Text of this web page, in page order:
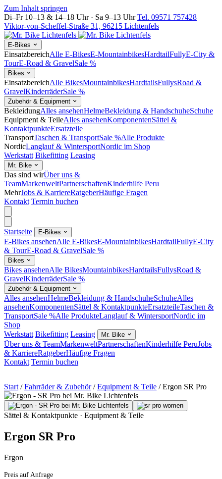
Zum Inhalt springen
Di–Fr 10–13 & 14–18 Uhr · Sa 9–13 Uhr Tel. 09571 757428
Viktor-von-Scheffel-Straße 31, 96215 Lichtenfels
E-Bikes
EinsatzbereichAlle E-BikesE-MountainbikesHardtailFullyE-City &
TourE-Road & GravelSale %
Bikes
EinsatzbereichAlle BikesMountainbikesHardtailsFullysRoad &
GravelKinderräderSale %
Zubehör & Equipment
BekleidungAlles ansehenHelmeBekleidung & HandschuheSchuhe
Equipment & TeileAlles ansehenKomponentenSättel &
KontaktpunkteErsatzteile
TransportTaschen & TransportSale %Alle Produkte
NordicLanglauf & WintersportNordic im Shop
Werkstatt Bikefitting Leasing
Mr. Bike
Das sind wirÜber uns &
TeamMarkenweltPartnerschaftenKinderhilfe Peru
MehrJobs & KarriereRatgeberHäufige Fragen
Kontakt Termin buchen
Startseite E-Bikes
E-Bikes ansehenAlle E-BikesE-MountainbikesHardtailFullyE-City
& TourE-Road & GravelSale %
Bikes
Bikes ansehenAlle BikesMountainbikesHardtailsFullysRoad &
GravelKinderräderSale %
Zubehör & Equipment
Alles ansehenHelmeBekleidung & HandschuheSchuheAlles
ansehenKomponentenSättel & KontaktpunkteErsatzteileTaschen &
TransportSale %Alle ProdukteLanglauf & WintersportNordic im
Shop
Werkstatt Bikefitting Leasing Mr. Bike
Über uns & TeamMarkenweltPartnerschaftenKinderhilfe PeruJobs
& KarriereRatgeberHäufige Fragen
Kontakt Termin buchen
Start / Fahrräder & Zubehör / Equipment & Teile /Ergon SR Pro
Sättel & Kontaktpunkte · Equipment & Teile
Ergon SR Pro
Ergon
Preis auf Anfrage